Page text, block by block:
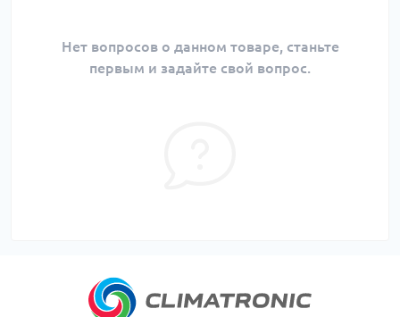
Нет вопросов о данном товаре, станьте
первым и задайте свой вопрос.